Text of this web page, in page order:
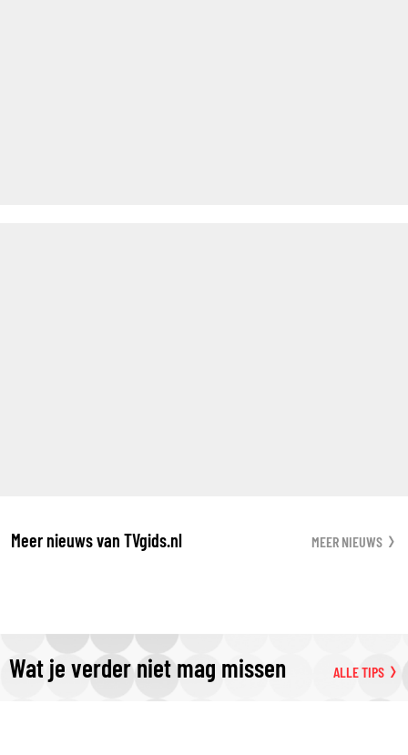
Meer nieuws van TVgids.nl MEER NIEUWS
Wat je verder niet mag missen ALLE TIPS